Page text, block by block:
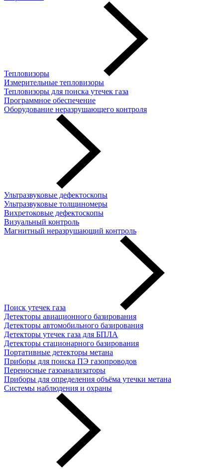
Тепловизоры
Измерительные тепловизоры
Тепловизоры для поиска утечек газа
Программное обеспечение
Оборудование неразрушающего контроля
Ультразвуковые дефектоскопы
Ультразвуковые толщиномеры
Вихретоковые дефектоскопы
Визуальный контроль
Магнитный неразрушающий контроль
Поиск утечек газа
Детекторы авиационного базирования
Детекторы автомобильного базирования
Детекторы утечек газа для БПЛА
Детекторы стационарного базирования
Портативные детекторы метана
Приборы для поиска ПЭ газопроводов
Переносные газоанализаторы
Приборы для определения объёма утечки метана
Системы наблюдения и охраны